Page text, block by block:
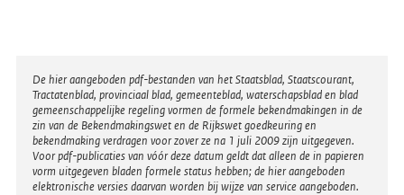
Disclaimer
De hier aangeboden pdf-bestanden van het Staatsblad, Staatscourant,
Tractatenblad, provinciaal blad, gemeenteblad, waterschapsblad en blad
gemeenschappelijke regeling vormen de formele bekendmakingen in de
zin van de Bekendmakingswet en de Rijkswet goedkeuring en
bekendmaking verdragen voor zover ze na 1 juli 2009 zijn uitgegeven.
Voor pdf-publicaties van vóór deze datum geldt dat alleen de in papieren
vorm uitgegeven bladen formele status hebben; de hier aangeboden
elektronische versies daarvan worden bij wijze van service aangeboden.